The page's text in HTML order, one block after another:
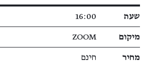
שעה 16:00
מיקום ZOOM
מחיר חינם